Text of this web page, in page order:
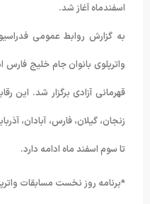
اسفندماه آغاز شد.
به گزارش روابط عمومی
واترپلوی بانوان جام خلیج فارس
زنجان، گیلان، فارس، آبادان،
تا سوم اسفند ماه ادامه دارد.
*برنامه روز نخست مسابقات